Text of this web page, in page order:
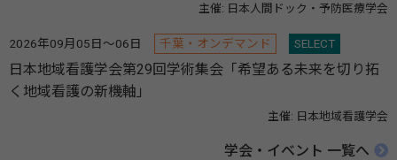
主催: 日本人間ドック・予防医療学会
2026年09月05日～06日 千葉・オンデマンド SELECT
日本地域看護学会第29回学術集会「希望ある未来を切り拓
く地域看護の新機軸」
主催: 日本地域看護学会
学会・イベント 一覧へ